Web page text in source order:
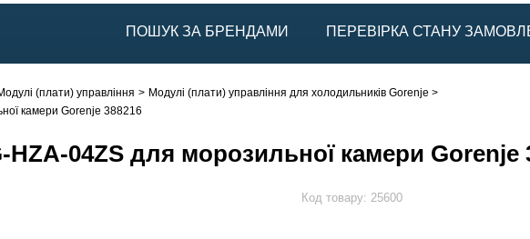
ПОШУК ЗА БРЕНДАМИ ПЕРЕВІРКА СТАНУ
(плати) управління
Модулі (плати) управління для холодильників Gorenje
камери Gorenje 388216
HZA-04ZS для морозильної камери Gorenje
Код товару: 25600